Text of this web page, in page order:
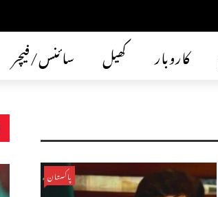
سائنس/فیچر کھیل کاروبار
پاکستان